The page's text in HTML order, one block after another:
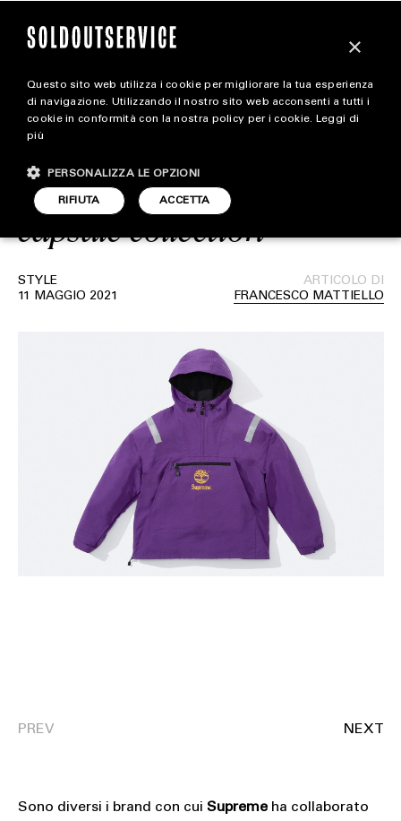
magazine
STYLE
FOOTWEAR
Supreme e Timberland
collaborano nuovamente
per dare vita a una
capsule collection
STYLE
11 MAGGIO 2021
ARTICOLO DI
FRANCESCO MATTIELLO
Sono diversi i brand con cui Supremeha collaborato
×
Questo sito web utilizza i cookie per migliorare la tua esperienza
di navigazione. Utilizzando il nostro sito web acconsenti a tutti i
cookie in conformità con la nostra policy per i cookie. Leggi di
più
ACCETTA
RIFIUTA
PERSONALIZZA LE OPZIONI